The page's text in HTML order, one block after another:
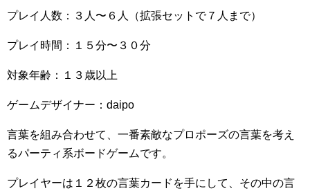
プレイ人数：３人〜６人（拡張セットで７人まで）
プレイ時間：１５分〜３０分
対象年齢：１３歳以上
ゲームデザイナー：daipo
言葉を組み合わせて、一番素敵なプロポーズの言葉を考え
るパーティ系ボードゲームです。
プレイヤーは１２枚の言葉カードを手にして、その中の言